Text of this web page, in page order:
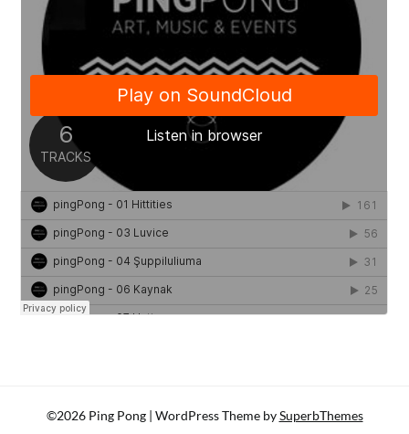
©2026 Ping Pong | WordPress Theme bySuperbThemes